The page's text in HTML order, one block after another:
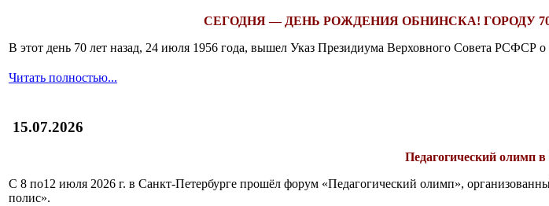
СЕГОДНЯ — ДЕНЬ РОЖДЕНИЯ ОБНИНСКА! ГОРОДУ
В этот день 70 лет назад, 24 июля 1956 года, вышел Указ Президиума Верховного Совета РСФСР
Читать полностью...
15.07.2026
Педагогический олимп
С 8 по12 июля 2026 г. в Санкт-Петербурге прошёл форум «Педагогический олимп»,
полис».